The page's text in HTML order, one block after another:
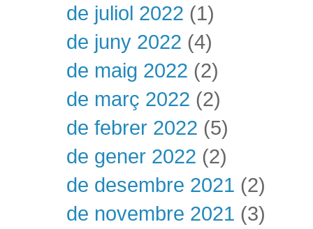
de juliol 2022 (1)
de juny 2022 (4)
de maig 2022 (2)
de març 2022 (2)
de febrer 2022 (5)
de gener 2022 (2)
de desembre 2021 (2)
de novembre 2021 (3)